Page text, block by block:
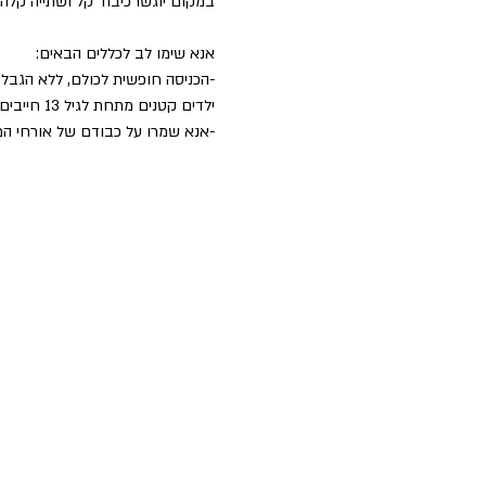
אנא שימו לב לכללים הבאים:
-הכניסה חופשית לכולם, ללא
ילדים קטנים מתחת לגיל 13 חייבים בליווי הורה או אפוטרופוס.
-אנא שמרו על כבודם של אורחי